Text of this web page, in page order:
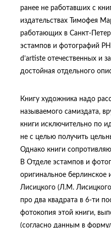
ранее не работавших с
издательствах Тимофея
работающих в Санкт-
эстампов и фотографий
d’artiste отечественных и
достойная отдельного
Книгу художника надо
называемого самиздата,
книги исключительно по
не с целью получить
Однако книги
В Отделе эстампов и
оригинальное берлинское
Лисицкого (Л.М.
про два квадрата в 6-ти
фотокопия этой книги,
(согласно данным в